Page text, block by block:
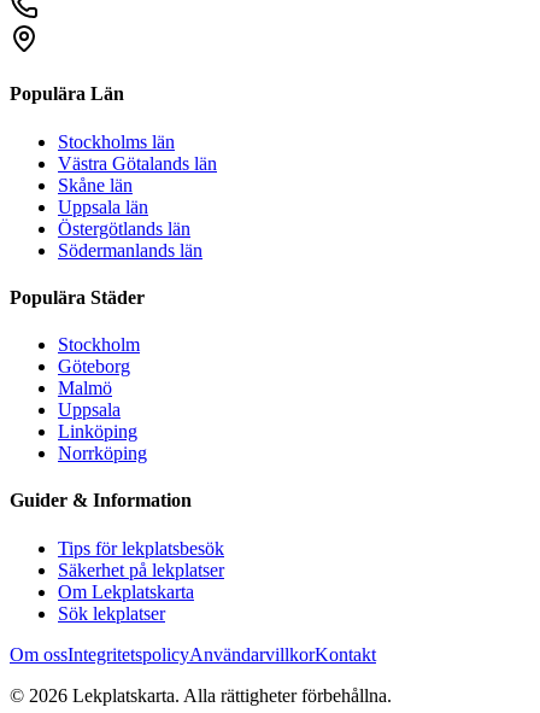
Populära Län
Stockholms län
Västra Götalands län
Skåne län
Uppsala län
Östergötlands län
Södermanlands län
Populära Städer
Stockholm
Göteborg
Malmö
Uppsala
Linköping
Norrköping
Guider & Information
Tips för lekplatsbesök
Säkerhet på lekplatser
Om Lekplatskarta
Sök lekplatser
Om ossIntegritetspolicyAnvändarvillkorKontakt
© 2026 Lekplatskarta. Alla rättigheter förbehållna.